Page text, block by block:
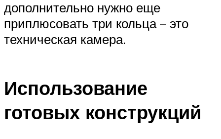
дополнительно нужно еще
приплюсовать три кольца – это
техническая камера.
Использование
готовых конструкций